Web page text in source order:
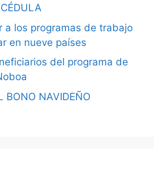
a los programas de trabajo
en nueve países
del programa de
BONO NAVIDEÑO